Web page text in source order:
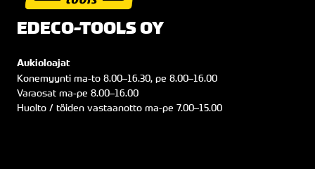
EDECO-TOOLS OY
Aukioloajat
Konemyynti ma-to 8.00–16.30, pe 8.00–16.00
Varaosat ma-pe 8.00–16.00
Huolto / töiden vastaanotto ma-pe 7.00–15.00